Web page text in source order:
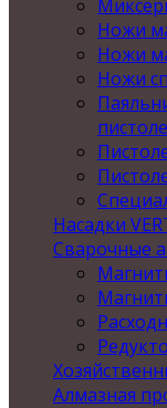
Ножи
Ножи
Ножи
Насадки
Сварочные
Алмазная